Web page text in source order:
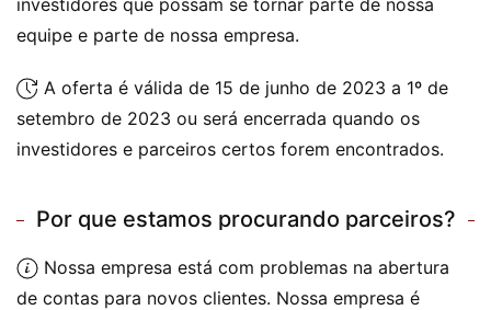
equipe e parte de nossa empresa.
A oferta é válida de 15 de junho de 2023 a 1º de
setembro de 2023 ou será encerrada quando os
investidores e parceiros certos forem encontrados.
Por que estamos procurando parceiros?
Nossa empresa está com problemas na abertura
de contas para novos clientes. Nossa empresa é